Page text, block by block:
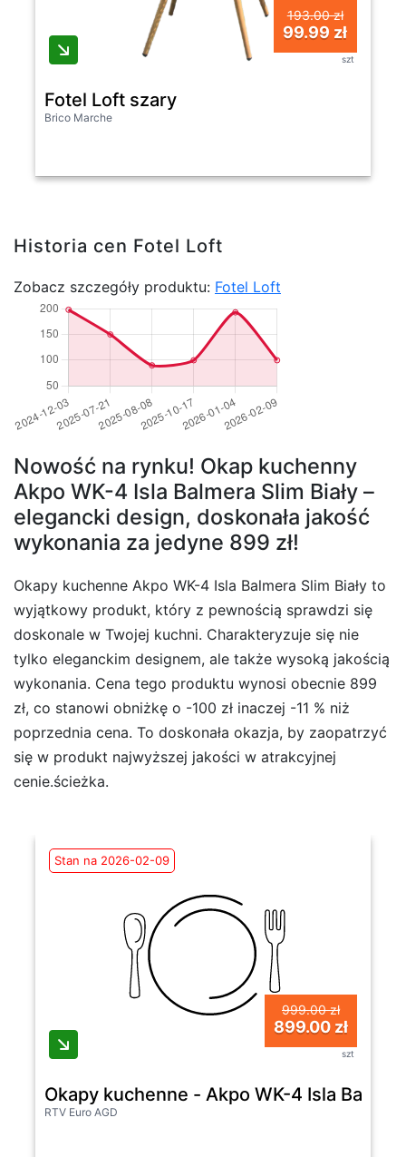
193.00 zł
99.99 zł
szt
Fotel Loft szary
Brico Marche
Historia cen Fotel Loft
Zobacz szczegóły produktu: Fotel Loft
Nowość na rynku! Okap kuchenny
Akpo WK-4 Isla Balmera Slim Biały –
elegancki design, doskonała jakość
wykonania za jedyne 899 zł!
Okapy kuchenne Akpo WK-4 Isla Balmera Slim Biały to
wyjątkowy produkt, który z pewnością sprawdzi się
doskonale w Twojej kuchni. Charakteryzuje się nie
tylko eleganckim designem, ale także wysoką jakością
wykonania. Cena tego produktu wynosi obecnie 899
zł, co stanowi obniżkę o -100 zł inaczej -11 % niż
poprzednia cena. To doskonała okazja, by zaopatrzyć
się w produkt najwyższej jakości w atrakcyjnej
cenie.ścieżka.
Stan na 2026-02-09
999.00 zł
899.00 zł
szt
Okapy kuchenne - Akpo WK-4 Isla
RTV Euro AGD